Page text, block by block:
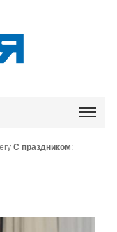
С праздником: